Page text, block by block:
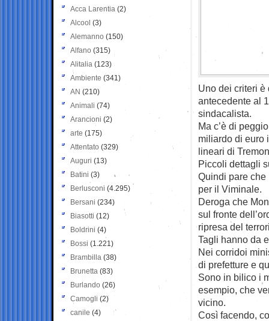
Uno dei criteri
antecedente al
sindacalista.
Ma c’è di
miliardo di euro
lineari di
Piccoli dettagli
Quindi pare
per il Viminale.
Deroga che
sul fronte
ripresa del
Tagli hanno da
Nei corridoi
di prefetture e
Sono in bilico i
esempio, che
vicino.
Così facendo,
Acca Larentia (2)
Alcool (3)
Alemanno (150)
Alfano (315)
Alitalia (123)
Ambiente (341)
AN (210)
Animali (74)
Arancioni (2)
arte (175)
Attentato (329)
Auguri (13)
Batini (3)
Berlusconi (4.295)
Bersani (234)
Biasotti (12)
Boldrini (4)
Bossi (1.221)
Brambilla (38)
Brunetta (83)
Burlando (26)
Camogli (2)
canile (4)